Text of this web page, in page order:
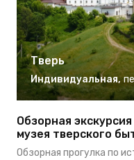
Тверь
Индивидуальная,
Обзорная
музея тверского
Обзорная прогулка по